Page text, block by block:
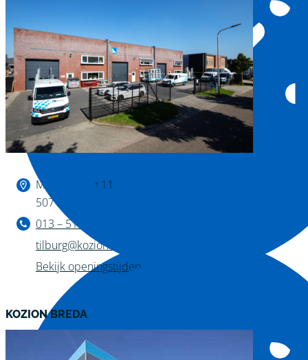
Binnen kijken?
Magazijnweg 11
5071 NW Udenhout
013 – 511 04 11
tilburg@kozion.nl
Bekijk openingstijden
KOZION BREDA